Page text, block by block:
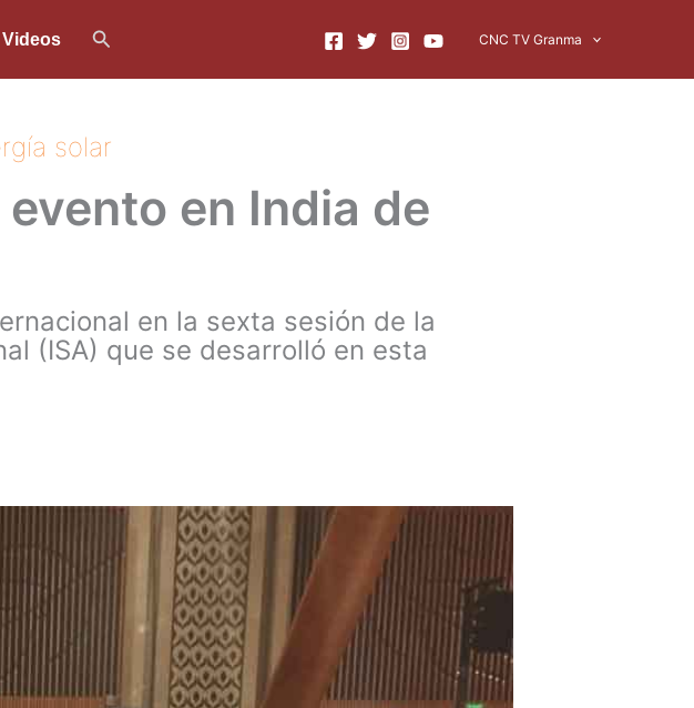
Videos Buscar CNC TV Granma
solar
en India de
en la sexta sesión de la
(ISA) que se desarrolló en esta